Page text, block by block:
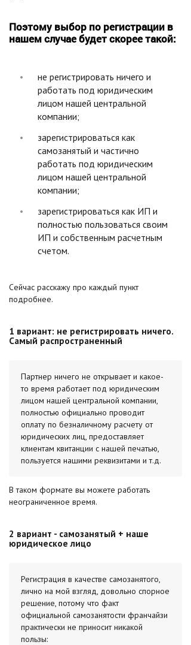
Поэтому выбор по регистрации в
нашем случае будет скорее такой:
не регистрировать ничего и
работать под юридическим
лицом нашей центральной
компании;
зарегистрироваться как
самозанятый и частично
работать под юридическим
лицом нашей центральной
компании;
зарегистрироваться как ИП и
полностью пользоваться своим
ИП и собственным расчетным
счетом.
Сейчас расскажу про каждый пункт
подробнее.
1 вариант: не регистрировать ничего.
Самый распространенный
Партнер ничего не открывает и какое-
то время работает под юридическим
лицом нашей центральной компании,
полностью официально проводит
оплату по безналичному расчету от
юридических лиц, предоставляет
клиентам квитанции с нашей печатью,
пользуется нашими реквизитами и т.д.
В таком формате вы можете работать
неограниченное время.
2 вариант - самозанятый + наше
юридическое лицо
Регистрация в качестве самозанятого,
лично на мой взгляд, довольно спорное
решение, потому что факт
официальной самозанятости франчайзи
практически не приносит никакой
пользы: